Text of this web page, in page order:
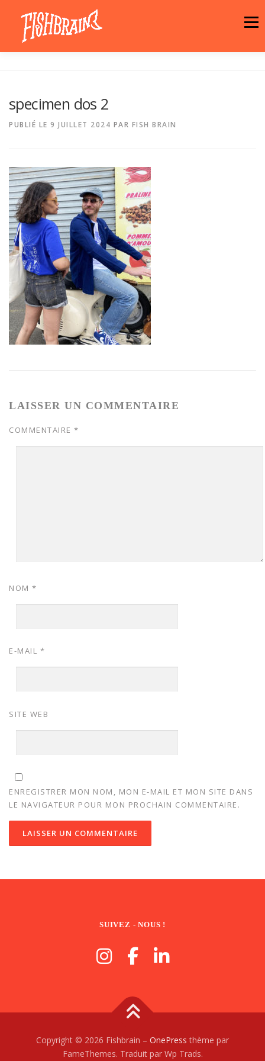
contenu
Menu
LA BOUTIQUE
specimen dos 2
PUBLIÉ LE 9 JUILLET 2024 PAR FISH BRAIN
LAISSER UN COMMENTAIRE
COMMENTAIRE *
NOM *
E-MAIL *
SITE WEB
ENREGISTRER MON NOM, MON E-MAIL ET MON SITE DANS
LE NAVIGATEUR POUR MON PROCHAIN COMMENTAIRE.
SUIVEZ - NOUS !
Copyright © 2026 Fishbrain – OnePress thème par
FameThemes. Traduit par Wp Trads.